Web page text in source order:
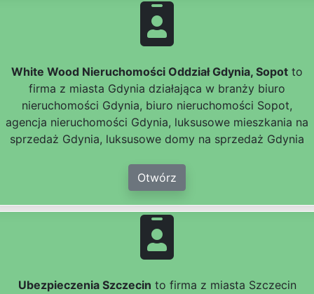
White Wood Nieruchomości Oddział Gdynia, Sopot to
firma z miasta Gdynia działająca w branży biuro
nieruchomości Gdynia, biuro nieruchomości Sopot,
agencja nieruchomości Gdynia, luksusowe mieszkania na
sprzedaż Gdynia, luksusowe domy na sprzedaż Gdynia
Otwórz
Ubezpieczenia Szczecin to firma z miasta Szczecin